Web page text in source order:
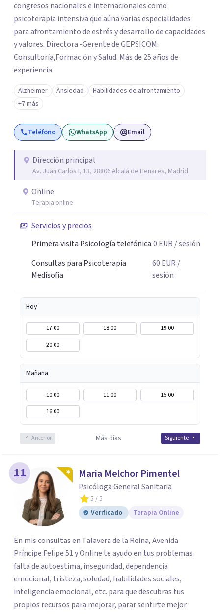
congresos nacionales e internacionales como
psicoterapia intensiva que aúna varias especialidades
para afrontamiento de estrés y desarrollo de capacidades
y valores. Directora -Gerente de GEPSICOM:
Consultoría,Formación y Salud. Más de 25 años de
experiencia
Alzheimer Ansiedad
Habilidades de afrontamiento
+7 más
Teléfono WhatsApp Email
Dirección principal
Av. Juan Carlos I, 13, 28806 Alcalá de Henares, Madrid
Online
Terapia online
Servicios y precios
Primera visita Psicología telefónica 0 EUR / sesión
Consultas para Psicoterapia
Medisofia
60 EUR /
sesión
Hoy
17:00 18:00
19:00
20:00
Mañana
10:00 11:00
15:00
16:00
Anterior Más días Siguiente
11 María Melchor Pimentel
Psicóloga General Sanitaria
5 / 5
Verificado
Terapia Online
En mis consultas en Talavera de la Reina, Avenida
Príncipe Felipe 51 y Online te ayudo en tus problemas:
falta de autoestima, inseguridad, dependencia
emocional, tristeza, soledad, habilidades sociales,
inteligencia emocional, etc. para que descubras tus
propios recursos para mejorar, parar sentirte mejor